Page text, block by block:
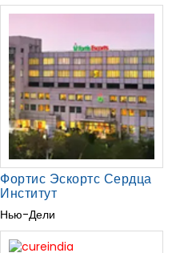
Фортис Эскортс Сердца
Институт
Нью-Дели